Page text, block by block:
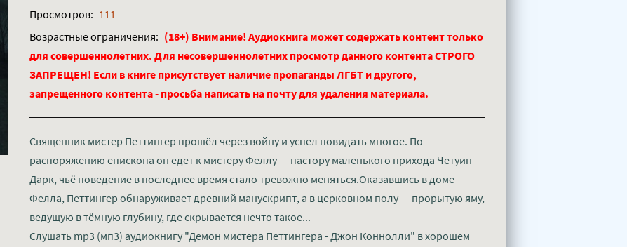
Просмотров: 111
Возрастные ограничения: (18+) Внимание! Аудиокнига может содержать контент только
для совершеннолетних. Для несовершеннолетних просмотр данного контента СТРОГО
ЗАПРЕЩЕН! Если в книге присутствует наличие пропаганды ЛГБТ и другого,
запрещенного контента - просьба написать на почту для удаления материала.
Священник мистер Петтингер прошёл через войну и успел повидать многое. По
распоряжению епископа он едет к мистеру Феллу — пастору маленького прихода Четуин-
Дарк, чьё поведение в последнее время стало тревожно меняться.Оказавшись в доме
Фелла, Петтингер обнаруживает древний манускрипт, а в церковном полу — прорытую яму,
ведущую в тёмную глубину, где скрывается нечто такое...
Слушать mp3 (мп3) аудиокнигу "Демон мистера Петтингера - Джон Коннолли" в хорошем